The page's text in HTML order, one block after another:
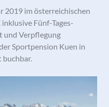
2019 im österreichischen
Fünf-Tages-
und Verpflegung
Sportpension Kuen in
buchbar.